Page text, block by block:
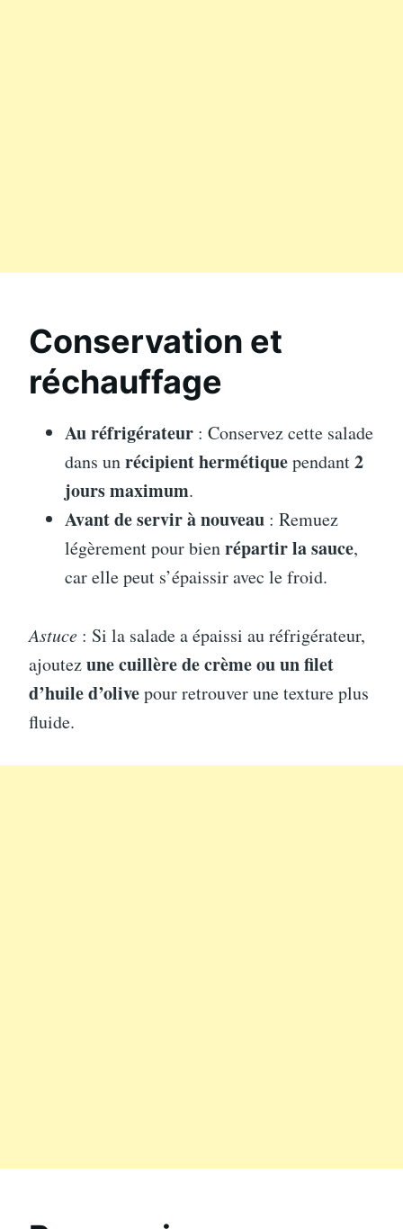
Conservation et
réchauffage
Au réfrigérateur : Conservez cette salade
dans unrécipient hermétiquependant2
jours maximum.
Avant de servir à nouveau : Remuez
légèrement pour bienrépartir la sauce,
car elle peut s’épaissir avec le froid.
Astuce : Si la salade a épaissi au réfrigérateur,
ajoutezune cuillère de crème ou un filet
d’huile d’olivepour retrouver une texture plus
fluide.